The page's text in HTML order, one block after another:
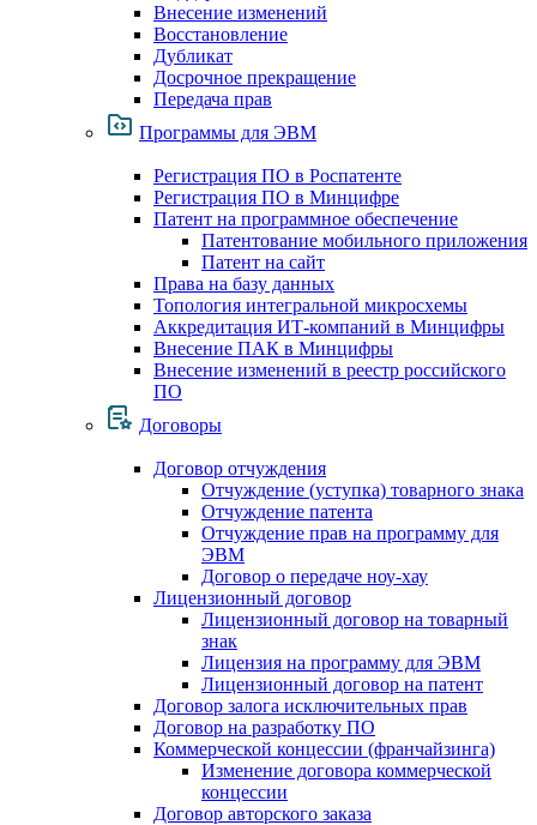
Внесение изменений
Восстановление
Дубликат
Досрочное прекращение
Передача прав
Программы для ЭВМ
Регистрация ПО в Роспатенте
Регистрация ПО в Минцифре
Патент на программное обеспечение
Патентование мобильного приложения
Патент на сайт
Права на базу данных
Топология интегральной микросхемы
Аккредитация ИТ-компаний в Минцифры
Внесение ПАК в Минцифры
Внесение изменений в реестр российского
ПО
Договоры
Договор отчуждения
Отчуждение (уступка) товарного знака
Отчуждение патента
Отчуждение прав на программу для
ЭВМ
Договор о передаче ноу-хау
Лицензионный договор
Лицензионный договор на товарный
знак
Лицензия на программу для ЭВМ
Лицензионный договор на патент
Договор залога исключительных прав
Договор на разработку ПО
Коммерческой концессии (франчайзинга)
Изменение договора коммерческой
концессии
Договор авторского заказа